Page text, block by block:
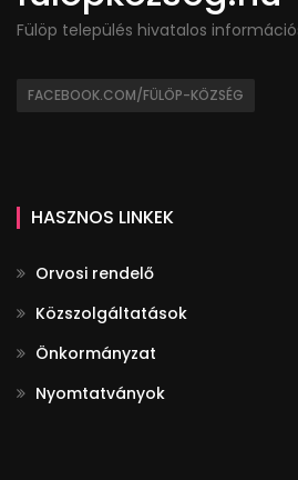
Fülöp település hivatalos
FACEBOOK.COM/FÜLÖP-KÖZSÉG
HASZNOS LINKEK
Orvosi rendelő
Közszolgáltatások
Önkormányzat
Nyomtatványok